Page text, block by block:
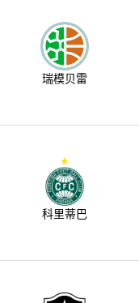
瑞模贝雷
科里蒂巴